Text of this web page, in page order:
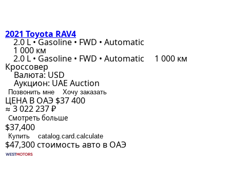
2021 Toyota RAV4
2.0 L • Gasoline • FWD • Automatic
1 000 км
2.0 L • Gasoline • FWD • Automatic 1 000 км
Кроссовер
Валюта: USD
Аукцион: UAE Auction
Позвонить мне Хочу заказать
ЦЕНА В ОАЭ $37 400
≈ 3 022 237 ₽
Смотреть больше
$37,400
Купить catalog.card.calculate
$47,300стоимость авто в ОАЭ